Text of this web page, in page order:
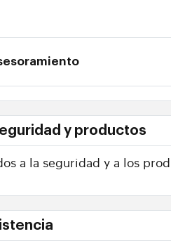
y productos
a la seguridad y a los